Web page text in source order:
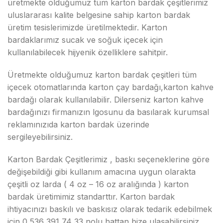
üretmekte olduğumuz tüm karton bardak çeşitlerimiz
uluslararası kalite belgesine sahip karton bardak
üretim tesislerimizde üretilmektedir. Karton
bardaklarımız sucak ve soğuk içecek için
kullanılabilecek hijyenik özelliklere sahitpir.
Üretmekte olduğumuz karton bardak çeşitleri tüm
içecek otomatlarında karton çay bardağı,karton kahve
bardağı olarak kullanılabilir. Dilerseniz karton kahve
bardağınızı firmanızın lgosunu da basılarak kurumsal
reklamınızıda karton bardak üzerinde
sergileyebilirsiniz.
Karton Bardak Çeşitlerimiz , baskı seçeneklerine göre
değişebildiği gibi kullanım amacına uygun olarakta
çeşitli oz larda ( 4 oz – 16 oz aralığında ) karton
bardak üretimimiz standarttır. Karton bardak
ihtiyacınızı baskılı ve baskısız olarak tedarik edebilmek